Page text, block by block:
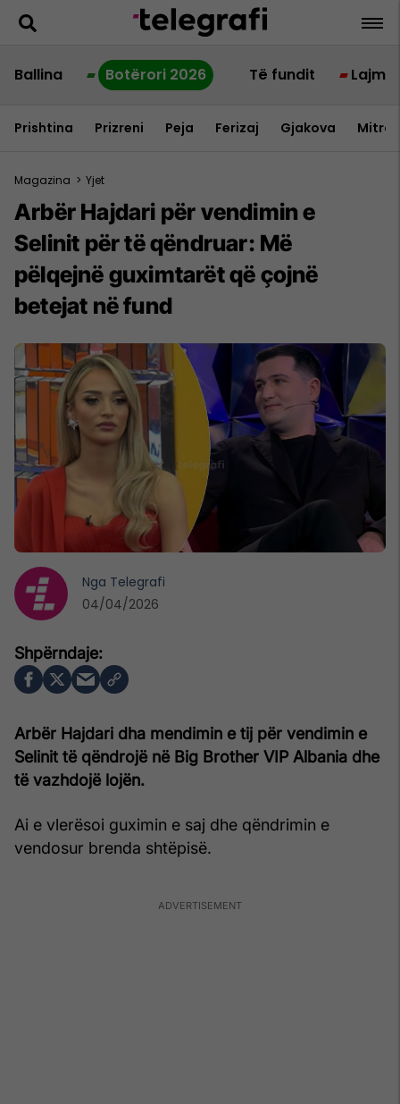
Ballina Botërori 2026 Të fundit Lajme
Prishtina Prizreni Peja Ferizaj Gjakova
Magazina > Yjet
Arbër Hajdari për vendimin e
Selinit për të qëndruar: Më
pëlqejnë guximtarët që çojnë
betejat në fund
Arbër Hajdari dha mendimin e tij për vendimin e
Selinit të qëndrojë në Big Brother VIP Albania dhe
të vazhdojë lojën.
Ai e vlerësoi guximin e saj dhe qëndrimin e
vendosur brenda shtëpisë.
Nga Telegrafi
04/04/2026